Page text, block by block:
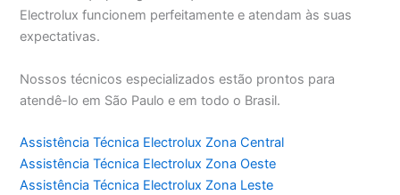
Electrolux funcionem perfeitamente e atendam às suas
expectativas.
Nossos técnicos especializados estão prontos para
atendê-lo em São Paulo e em todo o Brasil.
Assistência Técnica Electrolux Zona Central
Assistência Técnica Electrolux Zona Oeste
Assistência Técnica Electrolux Zona Leste